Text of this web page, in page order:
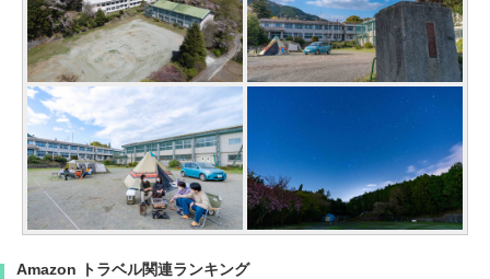
Amazon トラベル関連ランキング